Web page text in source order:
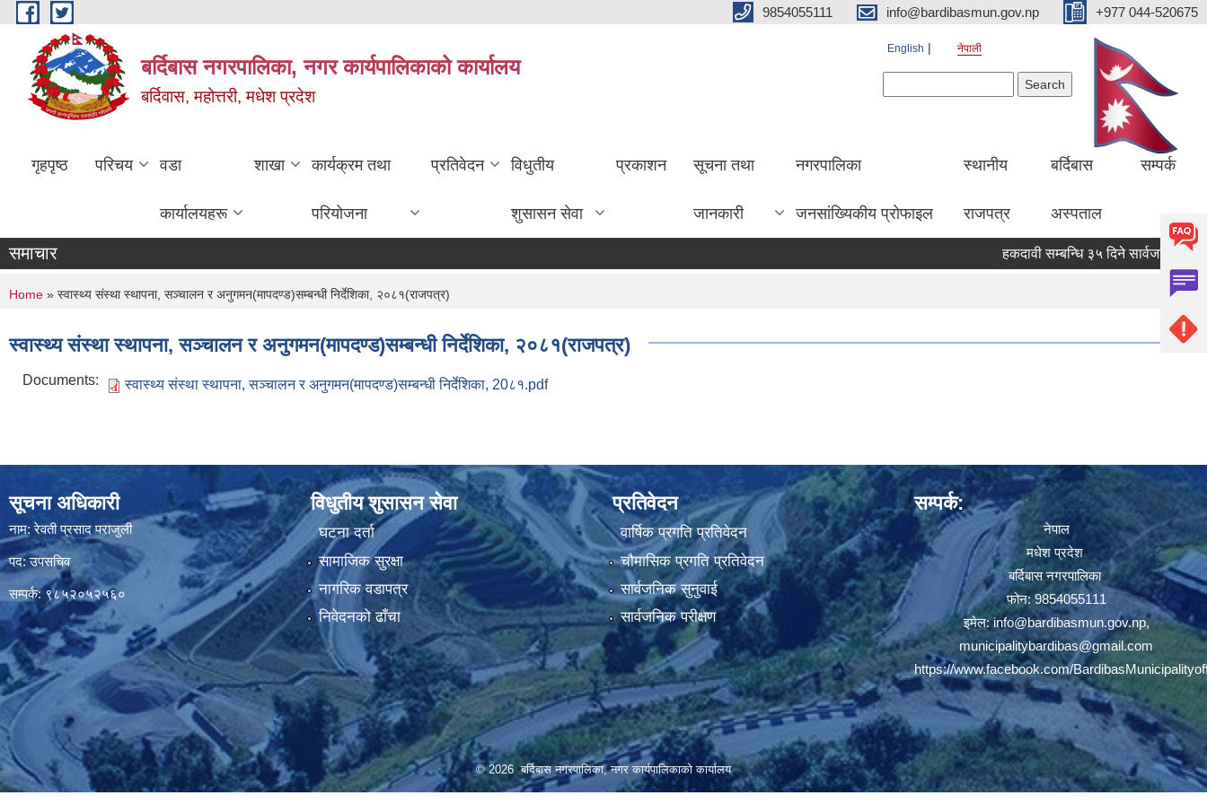
Skip to main content 9854055111 info@bardibasmun.gov.np +977 044-520675
बर्दिबास नगरपालिका, नगर कार्यपालिकाको कार्यालय
बर्दिवास, महोत्तरी, मधेश प्रदेश
English नेपाली
गृहपृष्ठ परिचय वडा
कार्यालयहरू
शाखा कार्यक्रम तथा
परियोजना
प्रतिवेदन विधुतीय
शुसासन सेवा
प्रकाशन सूचना तथा
जानकारी
नगरपालिका
जनसांख्यिकीय प्रोफाइल
स्थानीय
राजपत्र
बर्दिबास
अस्पताल
सम्पर्क
समाचार हकदावी सम्बन्धि ३५ दिने सार्वजनिक सूचना
You are here
Home » स्वास्थ्य संस्था स्थापना, सञ्चालन र अनुगमन(मापदण्ड)सम्बन्धी निर्देशिका, २०८१(राजपत्र)
स्वास्थ्य संस्था स्थापना, सञ्चालन र अनुगमन(मापदण्ड)सम्बन्धी निर्देशिका, २०८१(राजपत्र)
Documents: स्वास्थ्य संस्था स्थापना, सञ्चालन र अनुगमन(मापदण्ड)सम्बन्धी निर्देशिका, 20८१.pdf
सूचना अधिकारी
नाम: रेवती प्रसाद पराजुली
पद: उपसचिव
सम्पर्क: ९८५२०५२५६०
विधुतीय शुसासन सेवा
घटना दर्ता
सामाजिक सुरक्षा
नागरिक वडापत्र
निवेदनको ढाँचा
प्रतिवेदन
वार्षिक प्रगति प्रतिवेदन
चौमासिक प्रगति प्रतिवेदन
सार्वजनिक सुनुवाई
सार्वजनिक परीक्षण
सम्पर्क:
नेपाल
मधेश प्रदेश
बर्दिबास नगरपालिका
फोन: 9854055111
इमेल:info@bardibasmun.gov.np,
municipalitybardibas@gmail.com
https://www.facebook.com/
© 2026 बर्दिबास नगरपालिका, नगर कार्यपालिकाको कार्यालय